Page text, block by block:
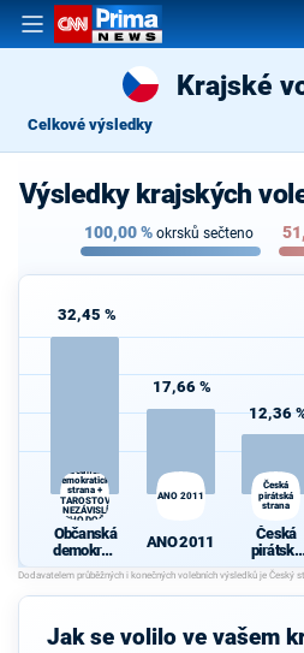
Krajské
Celkové výsledky
Výsledky krajských
100,00% okrsků sečteno
32,45 %
Občanská
demokratická
strana +
STAROSTOVÉ
A NEZÁVISLÍ a
VÝCHODOČEŠI
Občanská
demokrati
cká strana
+
STAROST
NEZÁVISL
17,66 %
ANO 2011
ANO 2011
12,36
Česká
pirátská
strana
Česká
pirátská
strana
Jak se volilo ve vašem